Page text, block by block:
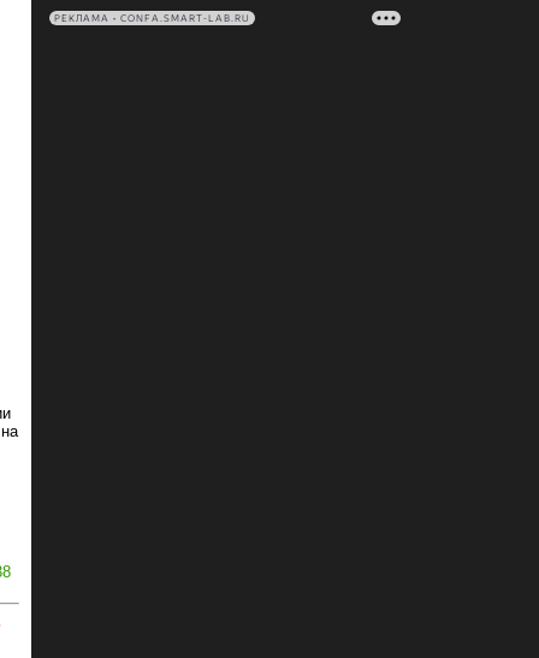
РЕКЛАМА • CONFA.SMART-LAB.RU